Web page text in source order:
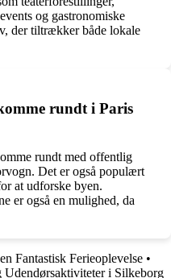
og gastronomiske
der tiltrækker både lokale
rundt i Paris
rundt med offentlig
Det er også populært
at udforske byen.
er også en mulighed, da
Fantastisk Ferieoplevelse •
i Silkeborg